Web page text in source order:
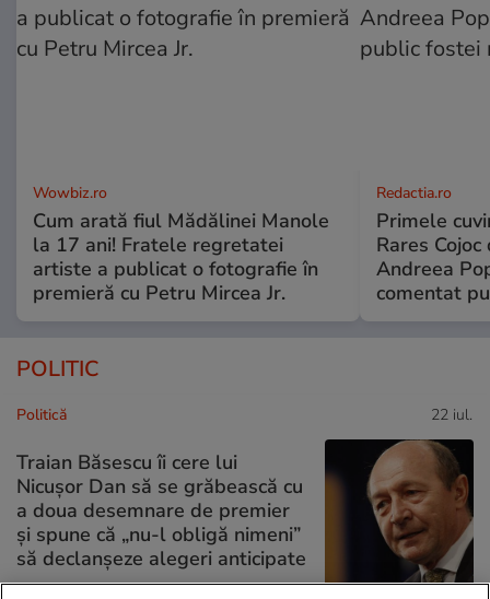
Wowbiz.ro
Cum arată fiul Mădălinei Manole
la 17 ani! Fratele regretatei
artiste a publicat o fotografie în
premieră cu Petru Mircea Jr.
Redactia.ro
Primele
Rares
Andreea
comentat
POLITIC
Politică 22 iul.
Traian Băsescu îi cere lui
Nicușor Dan să se grăbească cu
a doua desemnare de premier
și spune că „nu-l obligă nimeni”
să declanșeze alegeri anticipate